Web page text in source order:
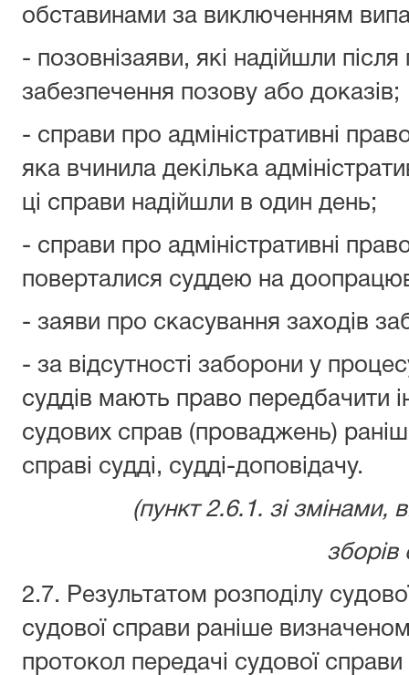
обставинами за виключенням
- позовнізаяви, які надійшли
забезпечення позову або доказів;
- справи про адміністративні
яка вчинила декілька
ці справи надійшли в один день;
- справи про адміністративні
поверталися суддею на
- заяви про скасування заходів
- за відсутності заборони у
суддів мають право передбачити
судових справ (проваджень)
справі судді, судді-доповідачу.
(пункт 2.6.1. зі змінами,
зборів
2.7. Результатом розподілу
судової справи раніше
протокол передачі судової